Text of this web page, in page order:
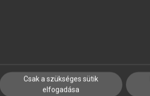
Csak a szükséges sütik
elfogadása